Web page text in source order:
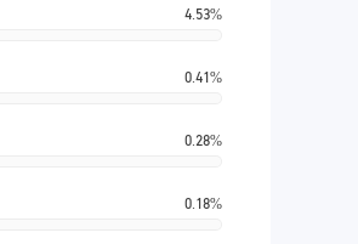
4.53%
0.41%
0.28%
0.18%